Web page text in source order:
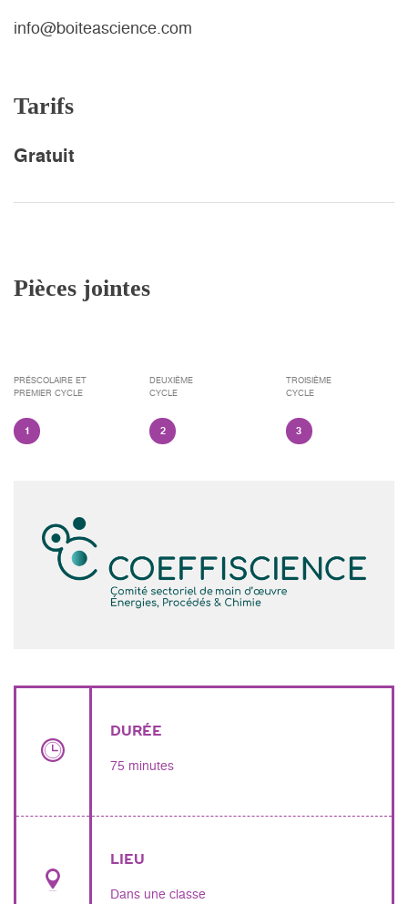
info@boiteascience.com
Tarifs
Gratuit
Pièces jointes
PRÉSCOLAIRE ET
PREMIER CYCLE
1
DEUXIÈME
CYCLE
2
TROISIÈME
CYCLE
3
DURÉE
75 minutes
LIEU
Dans une classe